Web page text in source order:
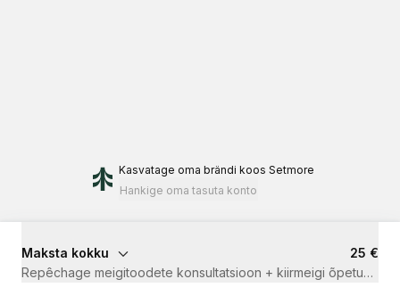
Kasvatage oma brändi koos Setmore
Hankige oma tasuta konto
Maksta kokku
25 €
Repêchage meigitoodete konsultatsioon + kiirmeigi õpetus·